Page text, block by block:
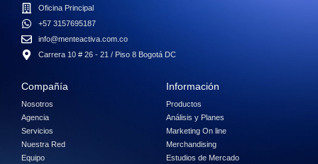
Oficina Principal
+57 3157695187
info@menteactiva.com.co
Carrera 10 # 26 - 21 / Piso 8 Bogotá DC
Compañía
Nosotros
Agencia
Servicios
Nuestra Red
Equipo
Información
Productos
Análisis y Planes
Marketing On line
Merchandising
Estudios de Mercado